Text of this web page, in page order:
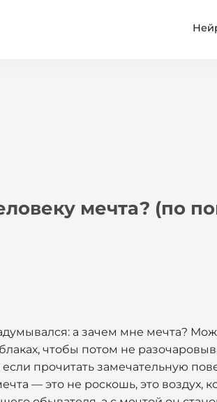
мечта? (по
а зачем мне мечта?
чтобы потом не
прочитать замечательную
— это не роскошь, это